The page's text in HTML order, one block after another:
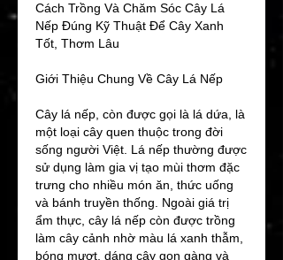
Cách Trồng Và Chăm Sóc Cây Lá
Nếp Đúng Kỹ Thuật Để Cây Xanh
Tốt, Thơm Lâu
Giới Thiệu Chung Về Cây Lá Nếp
Cây lá nếp, còn được gọi là lá dứa, là
một loại cây quen thuộc trong đời
sống người Việt. Lá nếp thường được
sử dụng làm gia vị tạo mùi thơm đặc
trưng cho nhiều món ăn, thức uống
và bánh truyền thống. Ngoài giá trị
ẩm thực, cây lá nếp còn được trồng
làm cây cảnh nhờ màu lá xanh thẫm,
bóng mượt, dáng cây gọn gàng và